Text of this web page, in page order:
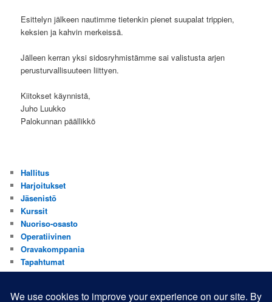
Esittelyn jälkeen nautimme tietenkin pienet suupalat trippien,
keksien ja kahvin merkeissä.
Jälleen kerran yksi sidosryhmistämme sai valistusta arjen
perusturvallisuuteen liittyen.
Kiitokset käynnistä,
Juho Luukko
Palokunnan päällikkö
Hallitus
Harjoitukset
Jäsenistö
Kurssit
Nuoriso-osasto
Operatiivinen
Oravakomppania
Tapahtumat
Valistus
Yhteistyökumppanit